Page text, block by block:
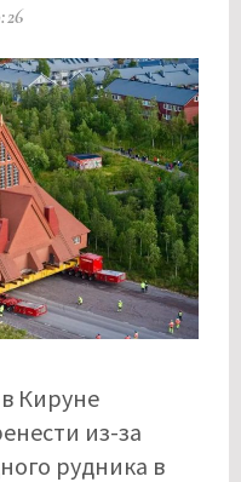
Кируне
из-за
рудника в